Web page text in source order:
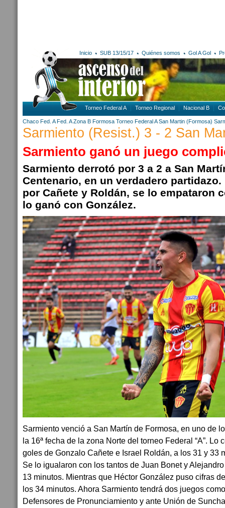
Inicio SUB 13/15/17 Quiénes somos Gol A Gol
Torneo Federal A Torneo Regional Nacional B
Chaco Fed. A Fed. A Zona B Formosa Torneo Federal A San Martin (Formosa)
Sarmiento (Resist.) 3 - 2 San
Sarmiento ganó un juego
Sarmiento derrotó por 3 a 2 a San
Centenario, en un verdadero partidazo.
por Cañete y Roldán, se lo empataron
lo ganó con González.
Sarmiento venció a San Martín de Formosa, en uno de
la 16ª fecha de la zona Norte del torneo Federal “A”. Lo
goles de Gonzalo Cañete e Israel Roldán, a los 31 y 33
Se lo igualaron con los tantos de Juan Bonet y
13 minutos. Mientras que Héctor González puso cifras
los 34 minutos. Ahora Sarmiento tendrá dos juegos
Defensores de Pronunciamiento y ante Unión de